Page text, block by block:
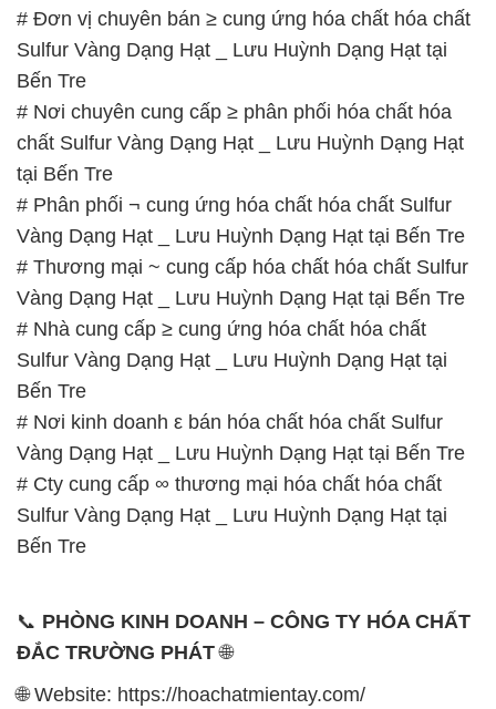
# Đơn vị chuyên bán ≥ cung ứng hóa chất hóa chất
Sulfur Vàng Dạng Hạt _ Lưu Huỳnh Dạng Hạt tại
Bến Tre
# Nơi chuyên cung cấp ≥ phân phối hóa chất hóa
chất Sulfur Vàng Dạng Hạt _ Lưu Huỳnh Dạng Hạt
tại Bến Tre
# Phân phối ¬ cung ứng hóa chất hóa chất Sulfur
Vàng Dạng Hạt _ Lưu Huỳnh Dạng Hạt tại Bến Tre
# Thương mại ~ cung cấp hóa chất hóa chất Sulfur
Vàng Dạng Hạt _ Lưu Huỳnh Dạng Hạt tại Bến Tre
# Nhà cung cấp ≥ cung ứng hóa chất hóa chất
Sulfur Vàng Dạng Hạt _ Lưu Huỳnh Dạng Hạt tại
Bến Tre
# Nơi kinh doanh ε bán hóa chất hóa chất Sulfur
Vàng Dạng Hạt _ Lưu Huỳnh Dạng Hạt tại Bến Tre
# Cty cung cấp ∞ thương mại hóa chất hóa chất
Sulfur Vàng Dạng Hạt _ Lưu Huỳnh Dạng Hạt tại
Bến Tre
📞 PHÒNG KINH DOANH – CÔNG TY HÓA CHẤT
ĐẮC TRƯỜNG PHÁT🌐
🌐 Website: https://hoachatmientay.com/